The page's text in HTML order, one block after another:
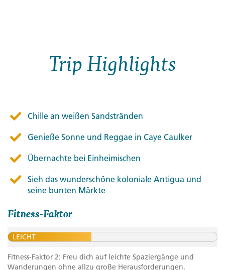
Trip Highlights
Chille an weißen Sandstränden
Genieße Sonne und Reggae in Caye Caulker
Übernachte bei Einheimischen
Sieh das wunderschöne koloniale Antigua und
seine bunten Märkte
Fitness-Faktor
LEICHT
Fitness-Faktor 2: Freu dich auf leichte Spaziergänge und
Wanderungen ohne allzu große Herausforderungen.